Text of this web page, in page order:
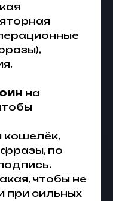
на
кошелёк,
фразы, по
чтобы не
при сильных